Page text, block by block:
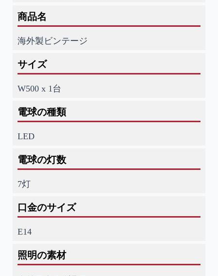
商品名
海外製ビンテージ
サイズ
W500 x 1台
電球の種類
LED
電球の灯数
7灯
口金のサイズ
E14
照明の素材